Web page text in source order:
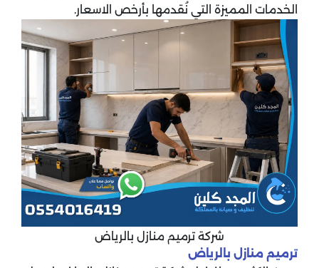
الخدمات المميزة التي نُقدمها بأرخص الاسعار.
شركة ترميم منازل بالرياض
ترميم منازل بالرياض